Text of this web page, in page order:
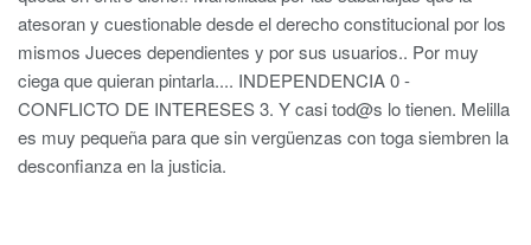
atesoran y cuestionable desde el derecho constitucional por los
mismos Jueces dependientes y por sus usuarios.. Por muy
ciega que quieran pintarla.... INDEPENDENCIA 0 -
CONFLICTO DE INTERESES 3. Y casi tod@s lo tienen. Melilla
es muy pequeña para que sin vergüenzas con toga siembren la
desconfianza en la justicia.